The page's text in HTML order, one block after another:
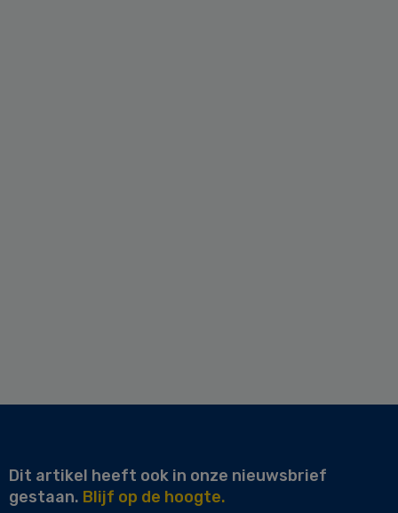
Dit artikel heeft ook in onze nieuwsbrief
gestaan. Blijf op de hoogte.